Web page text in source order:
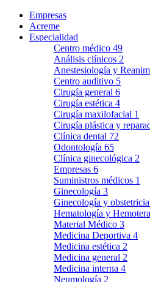
Empresas
Acreme
Especialidad
Centro médico 49
Análisis clínicos 2
Anestesiología y
Centro auditivo 5
Cirugía general 6
Cirugía estética 4
Cirugía maxilofacial 1
Cirugía plástica y
Clínica dental 72
Odontología 65
Clínica ginecológica 2
Empresas 6
Suministros médicos 1
Ginecología 3
Ginecología y obstetricia
Hematología y
Material Médico 3
Medicina Deportiva 4
Medicina estética 2
Medicina general 2
Medicina interna 4
Neumología 2